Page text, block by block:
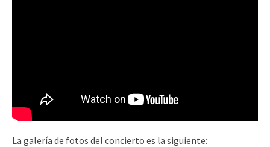
La galería de fotos del concierto es la siguiente: